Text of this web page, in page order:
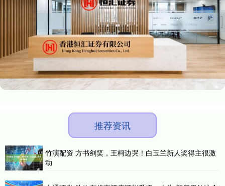
推荐资讯
竹演配资 方书剑笑，王柯边哭！白玉兰新人奖得主很激
动